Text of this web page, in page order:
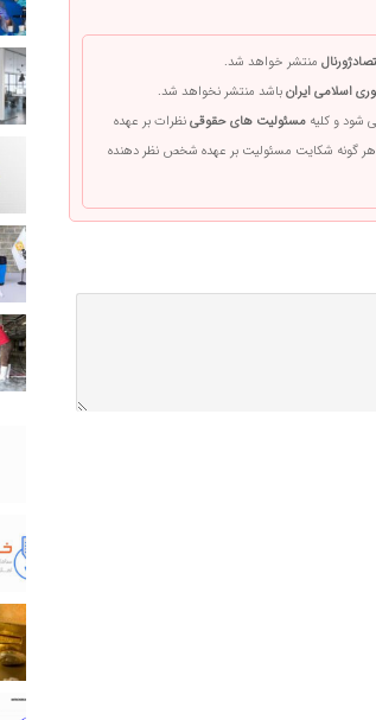
منتشر خواهد شد.
اسلامی ایرانباشد منتشر نخواهد شد.
شود و کلیه مسئولیت های حقوقینظرات بر عهده
گونه شکایت مسئولیت بر عهده شخص نظر دهنده